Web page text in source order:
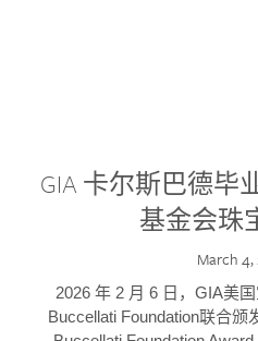
GIA 卡尔斯巴德毕
基金会珠
March
2026 年 2 月 6 日，GIA美
Buccellati Foundation联合颁